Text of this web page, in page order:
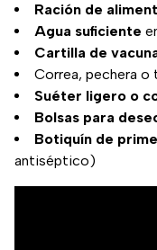
Ración de
Agua suficiente
Cartilla de
Correa, pechera o
Suéter ligero o
Bolsas para
Botiquín de
antiséptico)